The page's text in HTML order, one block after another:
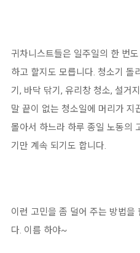
귀차니스트들은 일주일의 한 번
하고 할지도 모릅니다. 청소기 돌
기, 바닥 닦기, 유리창 청소, 설거
말 끝이 없는 청소일에 머리가 지
몰아서 하느라 하루 종일 노동의
기만 계속 되기도 합니다.
이런 고민을 좀 덜어 주는 방법을
다. 이름 하야~